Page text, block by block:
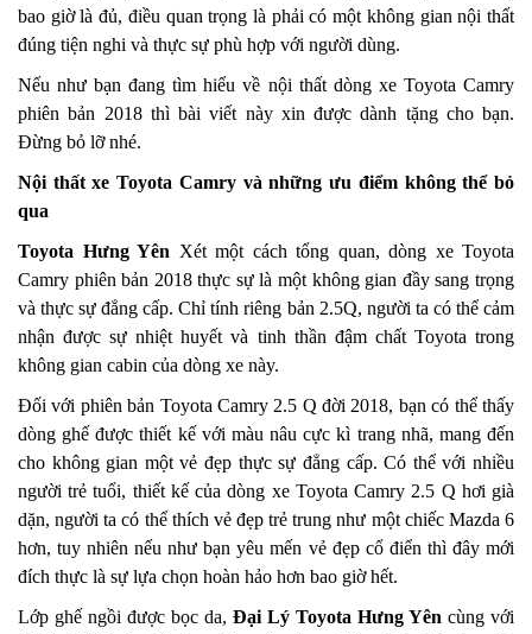
KINH
NGHIỆM
THÔNG
TIN
LIÊN
HỆ
REPLICA
WATCHES
ROLEX
REPLICA
bao giờ là đủ, điều quan trọng là phải có một không gian nội thất
đúng tiện nghi và thực sự phù hợp với người dùng.
Nếu như bạn đang tìm hiểu về nội thất dòng xe Toyota Camry
phiên bản 2018 thì bài viết này xin được dành tặng cho bạn.
Đừng bỏ lỡ nhé.
Nội thất xe Toyota Camry và những ưu điểm không thể bỏ
qua
Toyota Hưng Yên Xét một cách tổng quan, dòng xe Toyota
Camry phiên bản 2018 thực sự là một không gian đầy sang trọng
và thực sự đẳng cấp. Chỉ tính riêng bản 2.5Q, người ta có thể cảm
nhận được sự nhiệt huyết và tinh thần đậm chất Toyota trong
không gian cabin của dòng xe này.
Đối với phiên bản Toyota Camry 2.5 Q đời 2018, bạn có thể thấy
dòng ghế được thiết kế với màu nâu cực kì trang nhã, mang đến
cho không gian một vẻ đẹp thực sự đẳng cấp. Có thể với nhiều
người trẻ tuổi, thiết kế của dòng xe Toyota Camry 2.5 Q hơi già
dặn, người ta có thể thích vẻ đẹp trẻ trung như một chiếc Mazda 6
hơn, tuy nhiên nếu như bạn yêu mến vẻ đẹp cổ điển thì đây mới
đích thực là sự lựa chọn hoàn hảo hơn bao giờ hết.
Lớp ghế ngồi được bọc da, Đại Lý Toyota Hưng Yên cùng với